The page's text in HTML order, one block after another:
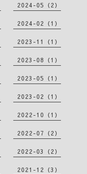
2024-05（2）
2024-02（1）
2023-11（1）
2023-08（1）
2023-05（1）
2023-02（1）
2022-10（1）
2022-07（2）
2022-03（2）
2021-12（3）